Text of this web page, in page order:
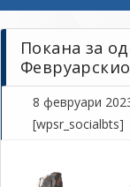
Покана за
8 февруари
[wpsr_socialbts]